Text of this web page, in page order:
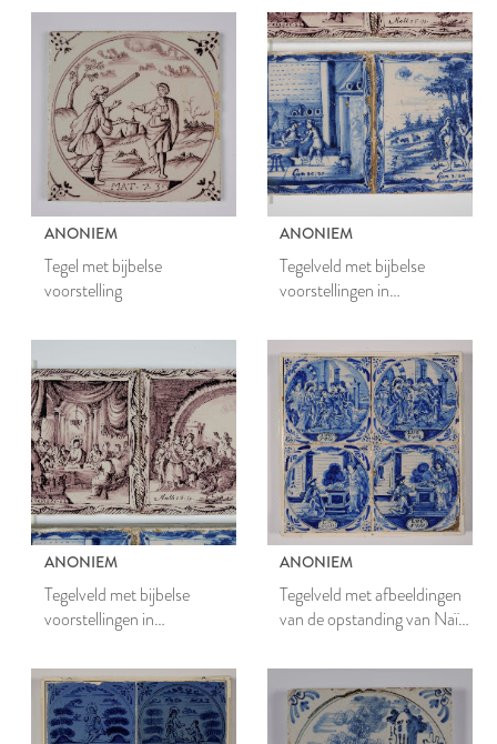
cartouche in Marotstijl
ANONIEM
Tegel met bijbelse
voorstelling
ANONIEM
Tegelveld met bijbelse
voorstellingen in
ANONIEM
Tegelveld met bijbelse
voorstellingen in
ANONIEM
Tegelveld met afbeeldingen
van de opstanding van Naïn
Johannes' geboorte